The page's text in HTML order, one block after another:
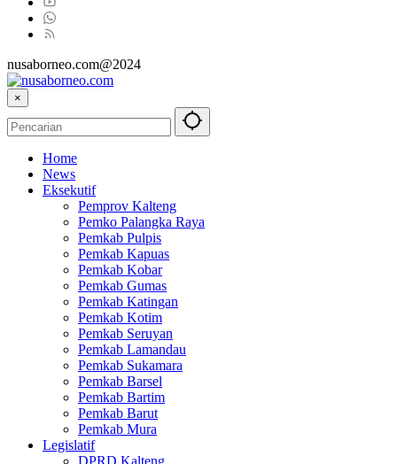
nusaborneo.com@2024
×
Home
News
Eksekutif
Pemprov Kalteng
Pemko Palangka Raya
Pemkab Pulpis
Pemkab Kapuas
Pemkab Kobar
Pemkab Gumas
Pemkab Katingan
Pemkab Kotim
Pemkab Seruyan
Pemkab Lamandau
Pemkab Sukamara
Pemkab Barsel
Pemkab Bartim
Pemkab Barut
Pemkab Mura
Legislatif